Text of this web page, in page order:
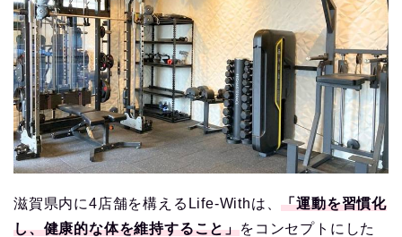
滋賀県内に4店舗を構えるLife-Withは、「運動を習慣化
し、健康的な体を維持すること」をコンセプトにした